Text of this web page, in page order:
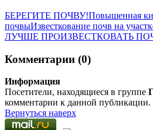
БЕРЕГИТЕ ПОЧВУ!Повышенная
почвыИзвесткование почв на
ЛУЧШЕ ПРОИЗВЕСТКОВАТЬ
Комментарии (0)
Информация
Посетители, находящиеся в группе
комментарии к данной публикации.
Вернуться наверх